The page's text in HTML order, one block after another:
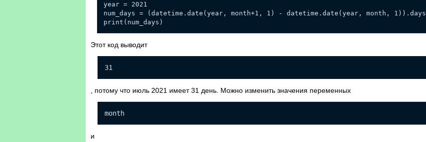
year = 2021
num_days = (datetime.date(year, month+1, 1) - datetime.date(year, month, 1)).days
print(num_days)
Этот код выводит
31
, потому что июль 2021 имеет 31 день. Можно изменить значения переменных
month
и